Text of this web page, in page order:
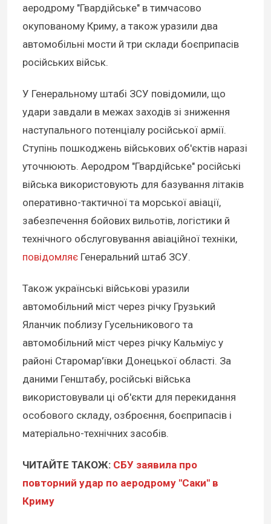
аеродрому "Гвардійське" в тимчасово
окупованому Криму, а також уразили два
автомобільні мости й три склади боєприпасів
російських військ.
У Генеральному штабі ЗСУ повідомили, що
удари завдали в межах заходів зі зниження
наступального потенціалу російської армії.
Ступінь пошкоджень військових об'єктів наразі
уточнюють. Аеродром "Гвардійське" російські
війська використовують для базування літаків
оперативно-тактичної та морської авіації,
забезпечення бойових вильотів, логістики й
технічного обслуговування авіаційної техніки,
повідомляє Генеральний штаб ЗСУ.
Також українські військові уразили
автомобільний міст через річку Грузький
Яланчик поблизу Гусельникового та
автомобільний міст через річку Кальміус у
районі Старомар'ївки Донецької області. За
даними Генштабу, російські війська
використовували ці об'єкти для перекидання
особового складу, озброєння, боєприпасів і
матеріально-технічних засобів.
ЧИТАЙТЕ ТАКОЖ: СБУ заявила про
повторний удар по аеродрому "Саки" в
Криму